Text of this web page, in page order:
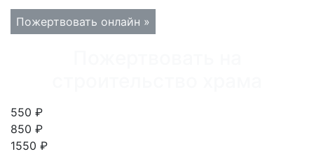
Пожертвовать онлайн »
550 ₽
850 ₽
1550 ₽